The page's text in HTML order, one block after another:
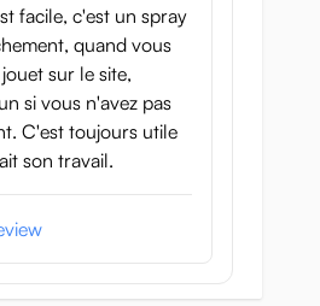
facile, c'est un spray
quand vous
sur le site,
si vous n'avez pas
C'est toujours utile
son travail.